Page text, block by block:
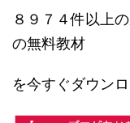
８９７４件以上
の無料教材
を今すぐダウン